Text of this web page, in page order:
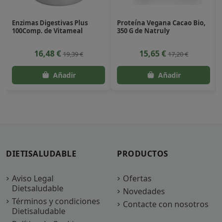
Enzimas Digestivas Plus
100Comp. de Vitameal
16,48 €19,39 €
Proteína Vegana Cacao Bio,
350 G de Natruly
15,65 €17,20 €
DIETISALUDABLE
Aviso Legal
Dietsaludable
Términos y condiciones
Dietisaludable
PRODUCTOS
Ofertas
Novedades
Contacte con nosotros